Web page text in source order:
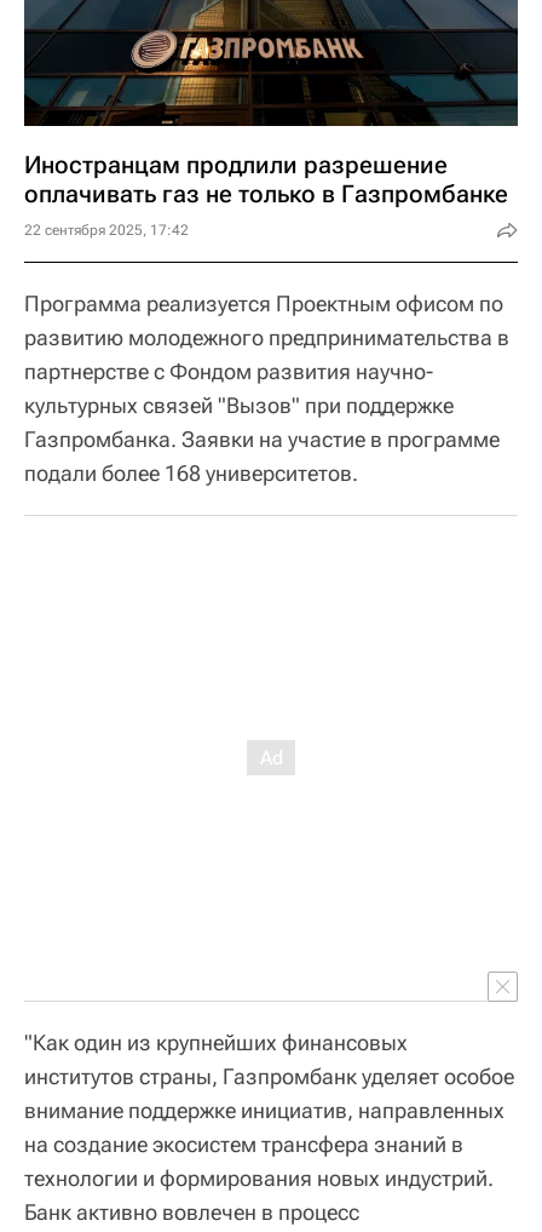
Иностранцам продлили разрешение
оплачивать газ не только в Газпромбанке
22 сентября 2025, 17:42
Программа реализуется Проектным офисом по
развитию молодежного предпринимательства в
партнерстве с Фондом развития научно-
культурных связей "Вызов" при поддержке
Газпромбанка. Заявки на участие в программе
подали более 168 университетов.
"Как один из крупнейших финансовых
институтов страны, Газпромбанк уделяет особое
внимание поддержке инициатив, направленных
на создание экосистем трансфера знаний в
технологии и формирования новых индустрий.
Банк активно вовлечен в процесс